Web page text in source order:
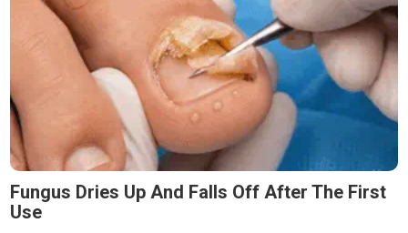
Fungus Dries Up And Falls Off After The First
Use